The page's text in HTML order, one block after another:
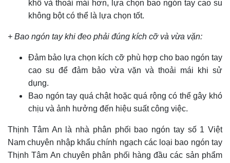
khô và thoải mái hơn, lựa chọn bao ngón tay cao su
không bột có thể là lựa chọn tốt.
+ Bao ngón tay khi đeo phải đúng kích cỡ và vừa vặn:
Đảm bảo lựa chọn kích cỡ phù hợp cho bao ngón tay
cao su để đảm bảo vừa vặn và thoải mái khi sử
dụng.
Bao ngón tay quá chật hoặc quá rộng có thể gây khó
chịu và ảnh hưởng đến hiệu suất công việc.
Thịnh Tâm An là nhà phân phối bao ngón tay số 1 Việt
Nam chuyên nhập khẩu chính ngạch các loại bao ngón tay
Thịnh Tâm An chuyên phân phối hàng đầu các sản phẩm